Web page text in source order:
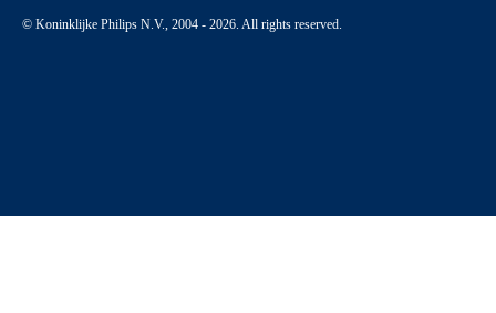
© Koninklijke Philips N.V., 2004 - 2026. All rights reserved.